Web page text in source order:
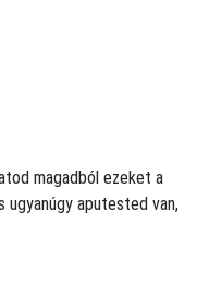
magadból ezeket a
aputested van,